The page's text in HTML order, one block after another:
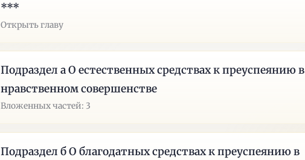
***
Открыть главу
Подраздел а О естественных средствах к преуспеянию в
нравственном совершенстве
Вложенных частей: 3
Подраздел б О благодатных средствах к преуспеянию в